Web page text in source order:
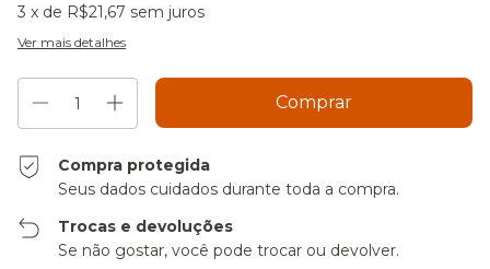
3 x de R$21,67 sem juros
Ver mais detalhes
Compra protegida
Seus dados cuidados durante toda a compra.
Trocas e devoluções
Se não gostar, você pode trocar ou devolver.